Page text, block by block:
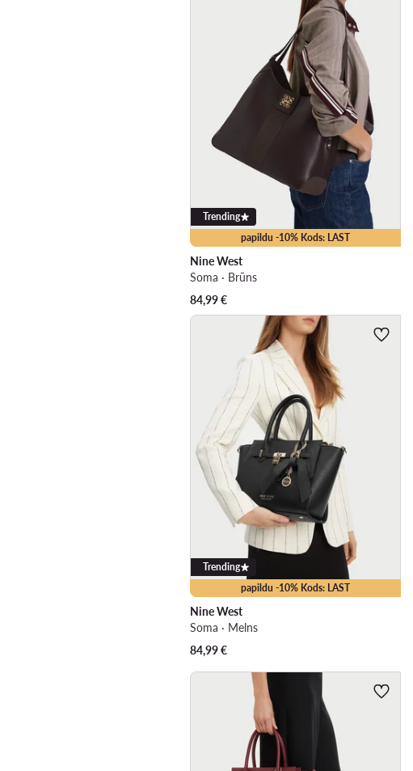
papildu -10% Kods: LAST
Trending
Nine West
Soma · Brūns
84,99€
papildu -10% Kods: LAST
Trending
Nine West
Soma · Melns
84,99€